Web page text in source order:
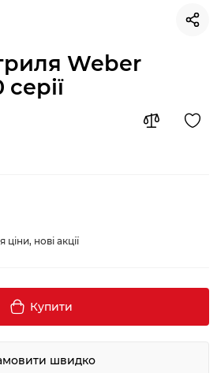
Weber
нові акції
Купити
швидко